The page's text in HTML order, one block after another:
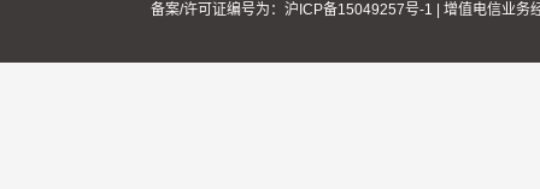
备案/许可证编号为：沪ICP备15049257号-1 增值电信业务